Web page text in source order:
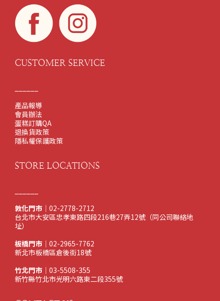
CUSTOMER SERVICE
產品報導
會員辦法
蛋糕訂購QA
退換貨政策
隱私權保護政策
STORE LOCATIONS
敦化門市 ｜02-2778-2712
台北市大安區忠孝東路四段216巷27弄12號（同公司聯絡地
址）
板橋門市 ｜02-2965-7762
新北市板橋區倉後街18號
竹北門市 ｜03-5508-355
新竹縣竹北市光明六路東二段355號